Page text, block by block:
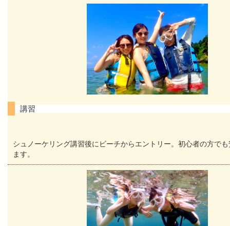
講習
シュノーケリング講習後にビーチからエントリー。初心者の方で
ます。